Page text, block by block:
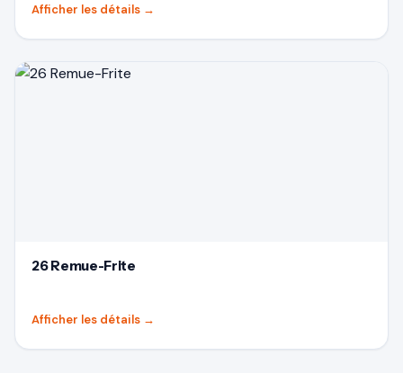
Afficher les détails →
26 Remue-Frite
Afficher les détails →